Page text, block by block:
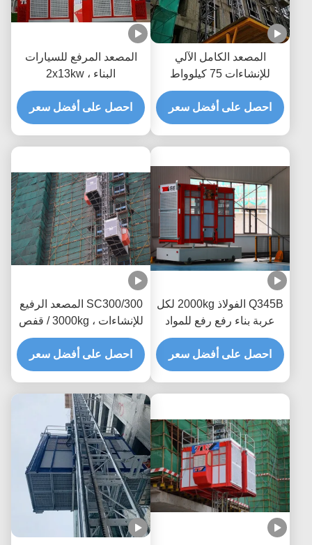
المصعد الكامل الآلي
للإنشاءات 75 كيلوواط
مصعد للمباني
احصل على أفضل سعر
المصعد المرفع للسيارات
البناء ، 2x13kw
احصل على أفضل سعر
Q345B الفولاذ 2000kg لكل
عربة بناء رفع رفع للمواد
الركاب
احصل على أفضل سعر
SC300/300 المصعد الرفيع
للإنشاءات ، 3000kg / قفص
رف الرفع
احصل على أفضل سعر